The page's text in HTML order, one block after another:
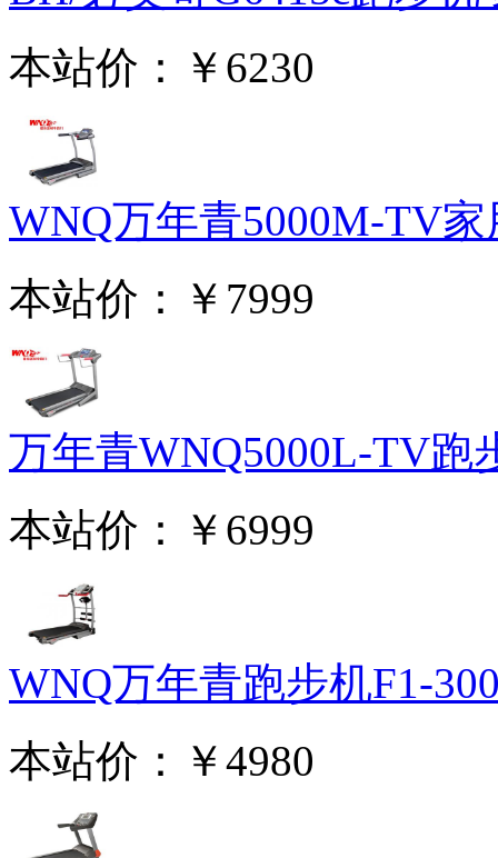
本站价：
￥6230
WNQ万年青5000M-TV家
本站价：
￥7999
万年青WNQ5000L-TV跑
本站价：
￥6999
WNQ万年青跑步机F1-
本站价：
￥4980